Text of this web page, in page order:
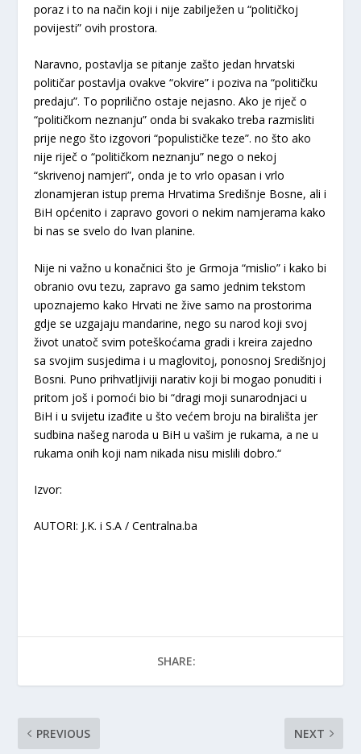
poraz i to na način koji i nije zabilježen u “političkoj
povijesti” ovih prostora.
Naravno, postavlja se pitanje zašto jedan hrvatski
političar postavlja ovakve “okvire” i poziva na “političku
predaju”. To poprilično ostaje nejasno. Ako je riječ o
“političkom neznanju” onda bi svakako treba razmisliti
prije nego što izgovori “populističke teze”. no što ako
nije riječ o “političkom neznanju” nego o nekoj
“skrivenoj namjeri”, onda je to vrlo opasan i vrlo
zlonamjeran istup prema Hrvatima Središnje Bosne, ali i
BiH općenito i zapravo govori o nekim namjerama kako
bi nas se svelo do Ivan planine.
Nije ni važno u konačnici što je Grmoja “mislio” i kako bi
obranio ovu tezu, zapravo ga samo jednim tekstom
upoznajemo kako Hrvati ne žive samo na prostorima
gdje se uzgajaju mandarine, nego su narod koji svoj
život unatoč svim poteškoćama gradi i kreira zajedno
sa svojim susjedima i u maglovitoj, ponosnoj Središnjoj
Bosni. Puno prihvatljiviji narativ koji bi mogao ponuditi i
pritom još i pomoći bio bi “dragi moji sunarodnjaci u
BiH i u svijetu izađite u što većem broju na birališta jer
sudbina našeg naroda u BiH u vašim je rukama, a ne u
rukama onih koji nam nikada nisu mislili dobro.“
Izvor:
AUTORI: J.K. i S.A / Centralna.ba
SHARE:
PREVIOUS NEXT